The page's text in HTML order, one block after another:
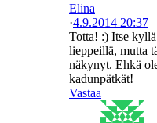
Elina
·4.9.2014 20:37
Totta! :) Itse
lieppeillä, mutta
näkynyt. Ehkä
kadunpätkät!
Vastaa